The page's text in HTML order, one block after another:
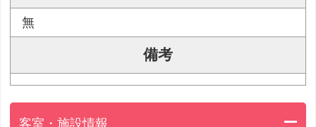
無
備考
客室・施設情報